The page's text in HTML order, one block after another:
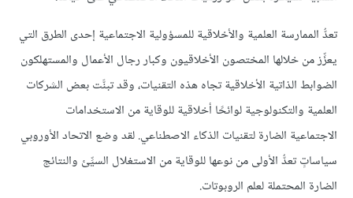
تعدُّ الممارسة العلمية والأخلاقية للمسؤولية الاجتماعية إحدى الطرق التي
يعزِّز من خلالها المختصون الأخلاقيون وكبار رجال الأعمال والمستهلكون
الضوابط الذاتية الأخلاقية تجاه هذه التقنيات، وقد تبنَّت بعض الشركات
العلمية والتكنولوجية لوائحًا أخلاقية للوقاية من الاستخدامات
الاجتماعية الضارة لتقنيات الذكاء الاصطناعي. لقد وضع الاتحاد الأوروبي
سياساتٍ تعدُّ الأولى من نوعها للوقاية من الاستغلال السيِّئ والنتائج
الضارة المحتملة لعلم الروبوتات.